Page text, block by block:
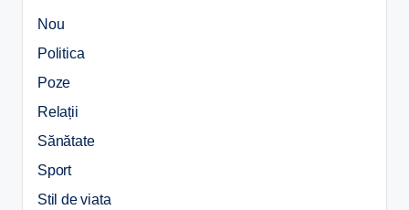
Nou
Politica
Poze
Relații
Sănătate
Sport
Stil de viata